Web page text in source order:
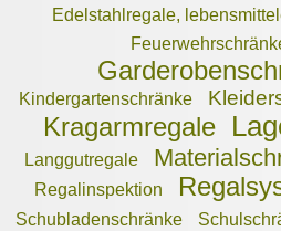
Edelstahlregale,
Kindergartenschränke
Kragarmregale
Langgutregale
Regalinspektion
Schubladenschränke